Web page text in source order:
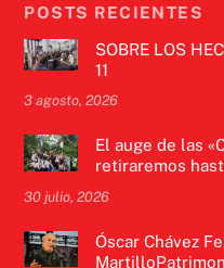
POSTS RECIENTES
SOBRE LOS
11
3 agosto, 2026
El auge de las
retiraremos
30 julio, 2026
Óscar Chávez